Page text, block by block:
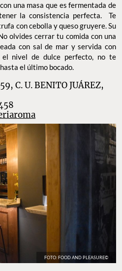
una masa que es fermentada de
la consistencia perfecta. Te
con cebolla y queso gruyere. Su
olvides cerrar tu comida con una
con sal de mar y servida con
el nivel de dulce perfecto, no te
el último bocado.
C. U. BENITO JUÁREZ,
FOTO: FOOD AND PLEASURE©